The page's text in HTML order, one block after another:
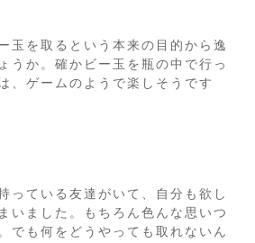
玉を取るという本来の目的から逸
うか。確かビー玉を瓶の中で行っ
、ゲームのようで楽しそうです
っている友達がいて、自分も欲し
いました。もちろん色んな思いつ
でも何をどうやっても取れないん